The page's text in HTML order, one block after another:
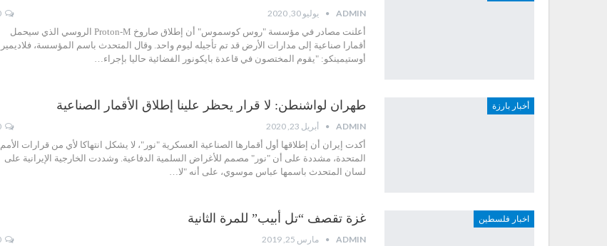
ADMIN يوليو 30, 2020
أعلنت مصادر في مؤسسة "روس كوسموس" أن إطلاق صاروخ Proton-M الروسي الذي سيحمل
أقمارا صناعية إلى مدارات الأرض قد تم تأجيله ليوم واحد. وقال المتحدث باسم المؤسسة، فلاديمير
أوستيمينكو: "يقوم المختصون في قاعدة بايكونور الفضائية حاليا بإجراء…
أخبار بارزة طهران لواشنطن: لا قرار يحظر علينا إطلاق الأقمار الصناعية
ADMIN أبريل 23, 2020
أكدت إيران أن إطلاقها أول أقمارها الصناعية العسكرية "نور"، لا يشكل انتهاكا لأي من قرارات الأمم
المتحدة، مشددة على أن "نور" مصمم للأغراض السلمية الدفاعية. وشددت الخارجية الإيرانية على
لسان المتحدث باسمها عباس موسوي، على أنه "لا…
اخبار فلسطين غزة تقصف “تل أبيب” للمرة الثانية
ADMIN مارس 25, 2019